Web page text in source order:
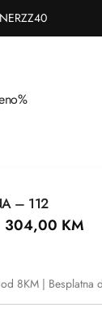
– 112
304,00 KM
8KM | Besplatna